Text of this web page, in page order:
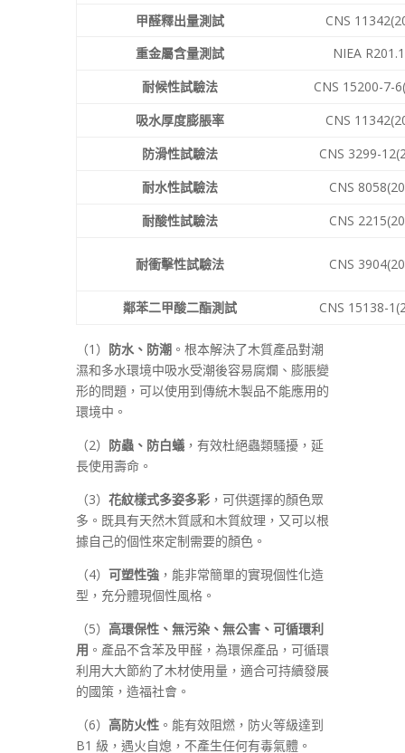
甲醛釋出量測試
CNS
重金屬含量測試
NIEA
耐候性試驗法
CNS 15200-7-
吸水厚度膨脹率
CNS
防滑性試驗法
CNS 3299-
耐水性試驗法
CNS
耐酸性試驗法
CNS
耐衝擊性試驗法 CNS
鄰苯二甲酸二酯測試 CNS 15138-
（1） 防水、防潮 。根本解決了木質產品對潮
濕和多水環境中吸水受潮後容易腐爛、膨脹變
形的問題，可以使用到傳統木製品不能應用的
環境中。
（2） 防蟲、防白蟻 ，有效杜絕蟲類騷擾，延
長使用壽命。
（3） 花紋樣式多姿多彩 ，可供選擇的顏色眾
多。既具有天然木質感和木質紋理，又可以根
據自己的個性來定制需要的顏色。
（4） 可塑性強 ，能非常簡單的實現個性化造
型，充分體現個性風格。
（5） 高環保性、無污染、無公害、可循環利
用 。產品不含苯及甲醛，為環保產品，可循環
利用大大節約了木材使用量，適合可持續發展
的國策，造福社會。
（6） 高防火性 。能有效阻燃，防火等級達到
B1 級，遇火自熄，不產生任何有毒氣體。